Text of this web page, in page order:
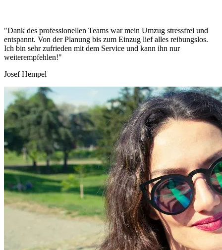
"Dank des professionellen Teams war mein Umzug stressfrei und
entspannt. Von der Planung bis zum Einzug lief alles reibungslos.
Ich bin sehr zufrieden mit dem Service und kann ihn nur
weiterempfehlen!"
Josef Hempel